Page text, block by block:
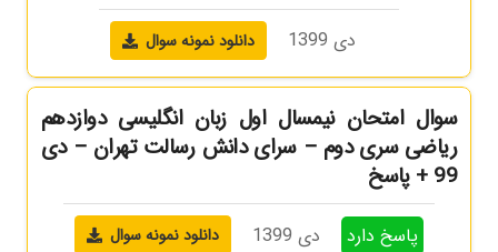
دی 1399 دانلود نمونه سوال
سوال امتحان نیمسال اول زبان انگلیسی دوازدهم
ریاضی سری دوم – سرای دانش رسالت تهران – دی
99 + پاسخ
پاسخ دارد دی 1399 دانلود نمونه سوال